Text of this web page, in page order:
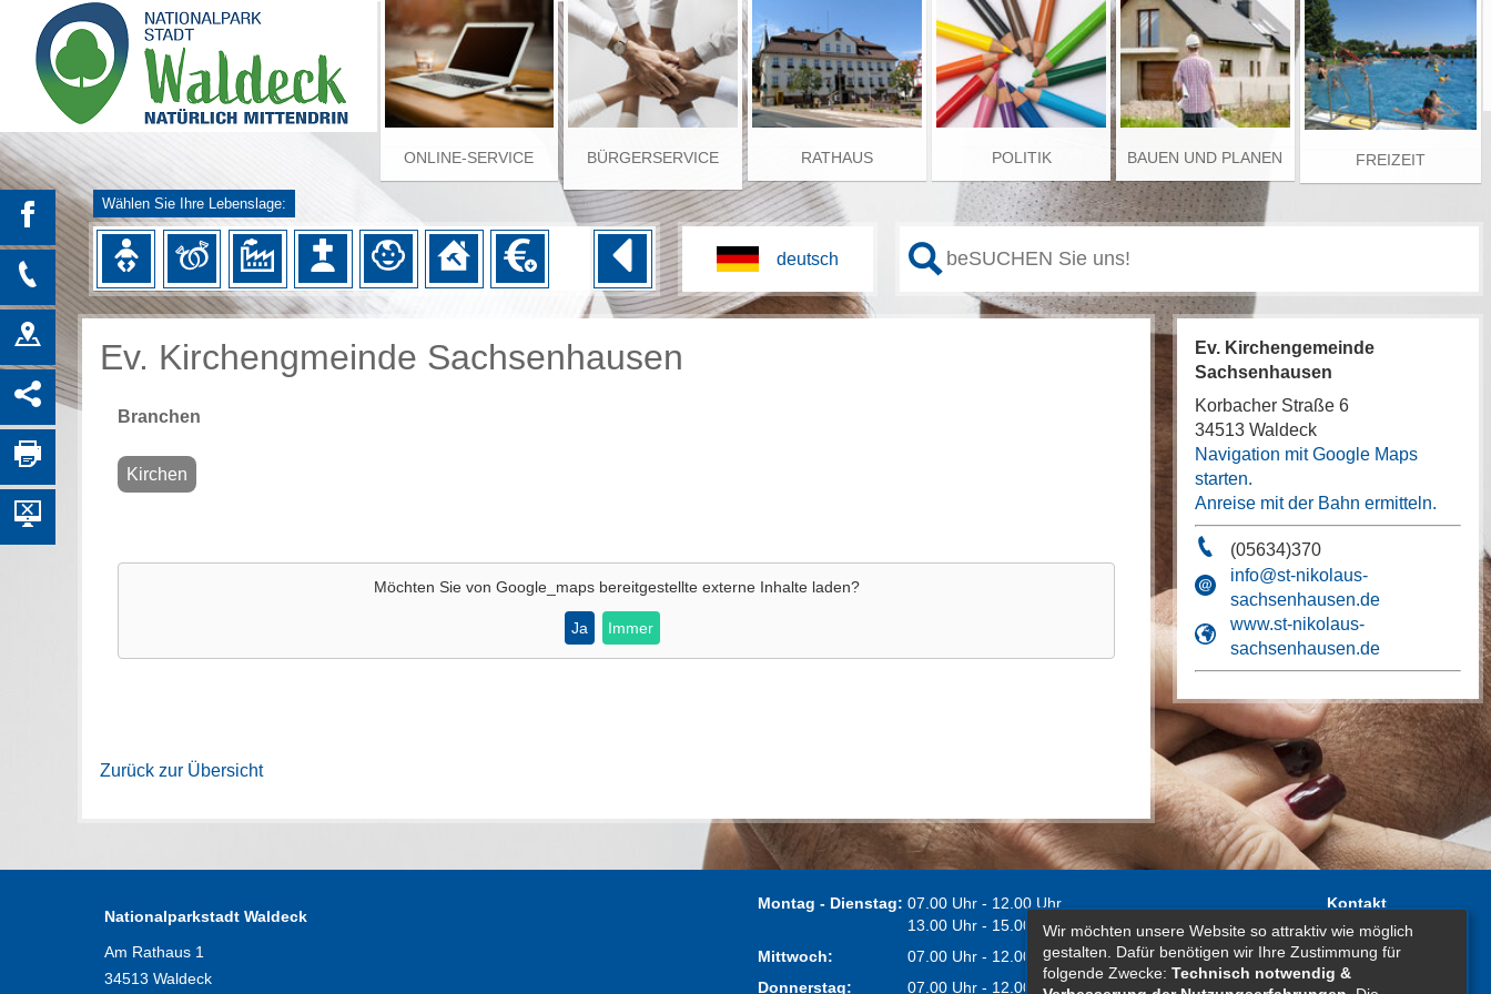
ONLINE-SERVICE BÜRGERSERVICE RATHAUS POLITIK BAUEN UND PLANEN FREIZEIT
Wählen Sie Ihre Lebenslage:
Ev. Kirchengmeinde Sachsenhausen
Branchen
Kirchen
Möchten Sie von Google_mapsbereitgestellte externe Inhalte laden?
Ja Immer
Zurück zur Übersicht
Ev. Kirchengemeinde
Sachsenhausen
Korbacher Straße 6
34513 Waldeck
Navigation mit Google Maps
starten.
Anreise mit der Bahn ermitteln.
(05634)370
info@st-nikolaus-
sachsenhausen.de
www.st-nikolaus-
sachsenhausen.de
Nationalparkstadt Waldeck
Am Rathaus 1
34513 Waldeck
Montag - Dienstag: 07.00 Uhr - 12.00 Uhr
13.00 Uhr - 15.00 Uhr
Mittwoch:
07.00 Uhr - 12.00 Uhr
Donnerstag:
07.00 Uhr - 12.00 Uhr
Kontakt
Impressum
Erklärung zur
Barrierefreiheit
Wir möchten unsere Website so attraktiv wie möglich
gestalten. Dafür benötigen wir Ihre Zustimmung für
folgende Zwecke: Technisch notwendig &